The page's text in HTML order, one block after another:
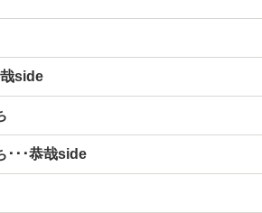
side
･･･恭哉side